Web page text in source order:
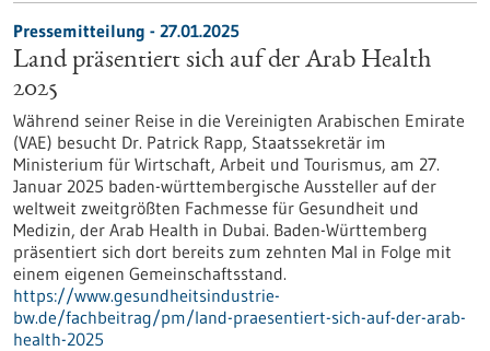
Pressemitteilung - 27.01.2025
Land präsentiert sich auf der Arab Health
2025
Während seiner Reise in die Vereinigten Arabischen Emirate
(VAE) besucht Dr. Patrick Rapp, Staatssekretär im
Ministerium für Wirtschaft, Arbeit und Tourismus, am 27.
Januar 2025 baden-württembergische Aussteller auf der
weltweit zweitgrößten Fachmesse für Gesundheit und
Medizin, der Arab Health in Dubai. Baden-Württemberg
präsentiert sich dort bereits zum zehnten Mal in Folge mit
einem eigenen Gemeinschaftsstand.
https://www.gesundheitsindustrie-
bw.de/fachbeitrag/pm/land-praesentiert-sich-auf-der-arab-
health-2025